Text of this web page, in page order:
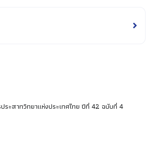
ระสาทวิทยาแห่งประเทศไทย ปีที่ 42 ฉบับที่ 4